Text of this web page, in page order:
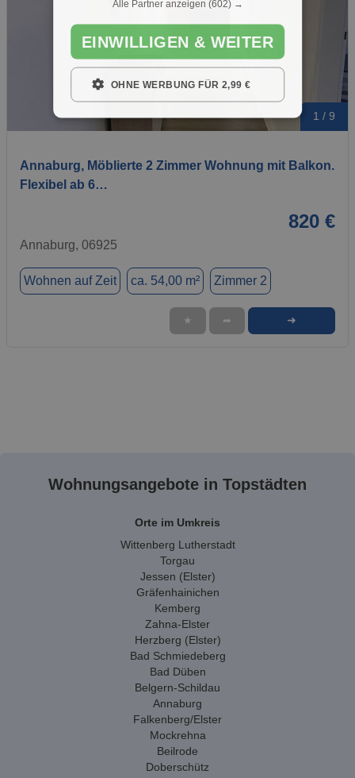
1 / 9
Annaburg, Möblierte 2 Zimmer Wohnung mit Balkon.
Flexibel ab 6…
820 €
Annaburg, 06925
Wohnen auf Zeit ca. 54,00 m² Zimmer 2
★ ➦ ➜
Wohnungsangebote in Topstädten
Orte im Umkreis
Wittenberg Lutherstadt
Torgau
Jessen (Elster)
Gräfenhainichen
Kemberg
Zahna-Elster
Herzberg (Elster)
Bad Schmiedeberg
Bad Düben
Belgern-Schildau
Annaburg
Falkenberg/Elster
Mockrehna
Beilrode
Doberschütz
Alle Partner anzeigen (602) →
EINWILLIGEN & WEITER
OHNE WERBUNG FÜR 2,99 €